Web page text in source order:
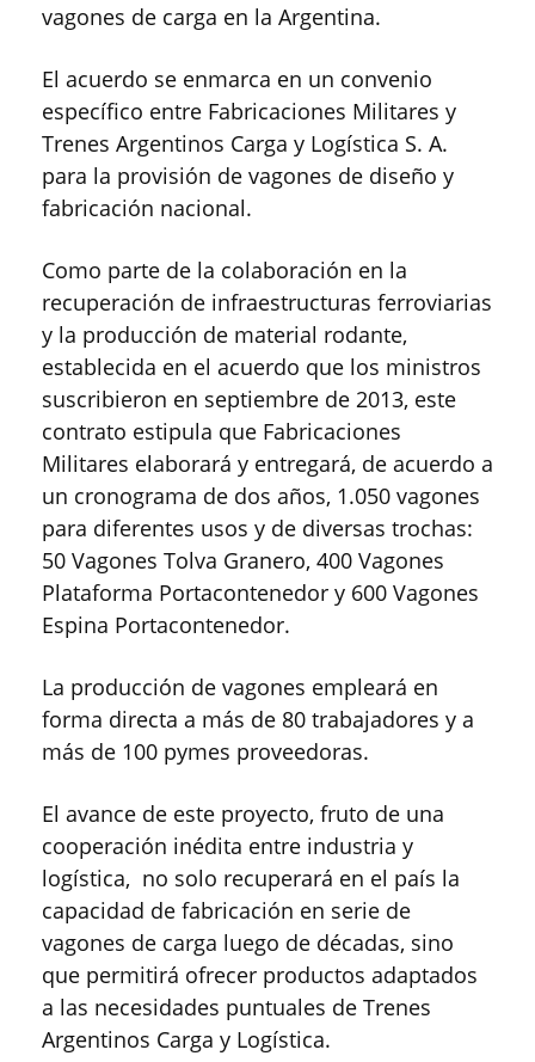
vagones de carga en la Argentina.
El acuerdo se enmarca en un convenio
específico entre Fabricaciones Militares y
Trenes Argentinos Carga y Logística S. A.
para la provisión de vagones de diseño y
fabricación nacional.
Como parte de la colaboración en la
recuperación de infraestructuras ferroviarias
y la producción de material rodante,
establecida en el acuerdo que los ministros
suscribieron en septiembre de 2013, este
contrato estipula que Fabricaciones
Militares elaborará y entregará, de acuerdo a
un cronograma de dos años, 1.050 vagones
para diferentes usos y de diversas trochas:
50 Vagones Tolva Granero, 400 Vagones
Plataforma Portacontenedor y 600 Vagones
Espina Portacontenedor.
La producción de vagones empleará en
forma directa a más de 80 trabajadores y a
más de 100 pymes proveedoras.
El avance de este proyecto, fruto de una
cooperación inédita entre industria y
logística, no solo recuperará en el país la
capacidad de fabricación en serie de
vagones de carga luego de décadas, sino
que permitirá ofrecer productos adaptados
a las necesidades puntuales de Trenes
Argentinos Carga y Logística.